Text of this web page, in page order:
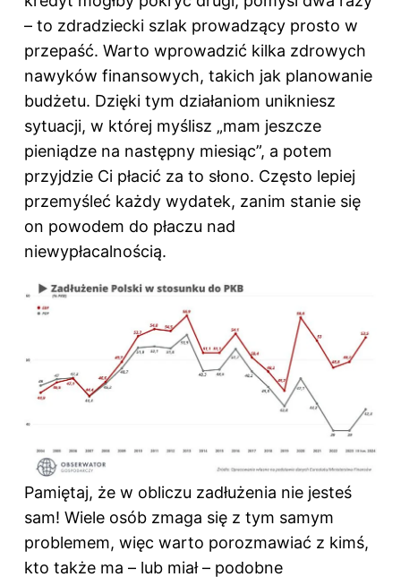
– to zdradziecki szlak prowadzący prosto w
przepaść. Warto wprowadzić kilka zdrowych
nawyków finansowych, takich jak planowanie
budżetu. Dzięki tym działaniom unikniesz
sytuacji, w której myślisz „mam jeszcze
pieniądze na następny miesiąc”, a potem
przyjdzie Ci płacić za to słono. Często lepiej
przemyśleć każdy wydatek, zanim stanie się
on powodem do płaczu nad
niewypłacalnością.
Pamiętaj, że w obliczu zadłużenia nie jesteś
sam! Wiele osób zmaga się z tym samym
problemem, więc warto porozmawiać z kimś,
kto także ma – lub miał – podobne